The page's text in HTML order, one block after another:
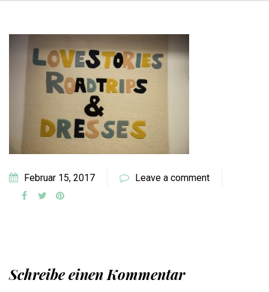
Februar 15, 2017 Leave a comment
Schreibe einen Kommentar